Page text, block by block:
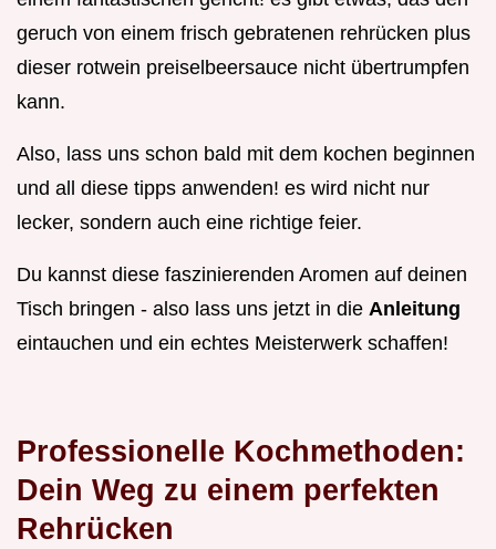
geruch von einem frisch gebratenen rehrücken plus
dieser rotwein preiselbeersauce nicht übertrumpfen
kann.
Also, lass uns schon bald mit dem kochen beginnen
und all diese tipps anwenden! es wird nicht nur
lecker, sondern auch eine richtige feier.
Du kannst diese faszinierenden Aromen auf deinen
Tisch bringen - also lass uns jetzt in die Anleitung
eintauchen und ein echtes Meisterwerk schaffen!
Professionelle Kochmethoden:
Dein Weg zu einem perfekten
Rehrücken